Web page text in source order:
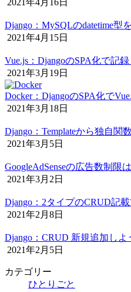
2021年4月16日
Django：MySQLのdatetime型
2021年4月15日
Vue.js：DjangoのSPA化で記
2021年3月19日
Docker：DjangoのSPA化で
2021年3月18日
Django：Templateから独自関
2021年3月5日
GoogleAdSenseの広告数制限
2021年3月2日
Django：2タイプのCRUD記
2021年2月8日
Django：CRUD 新規追加しよ
2021年2月5日
カテゴリー
ひとりごと